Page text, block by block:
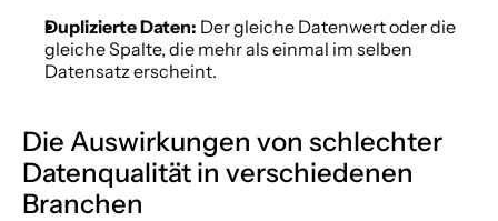
Duplizierte Daten: Der gleiche Datenwert oder die
gleiche Spalte, die mehr als einmal im selben
Datensatz erscheint.
Die Auswirkungen von schlechter
Datenqualität in verschiedenen
Branchen